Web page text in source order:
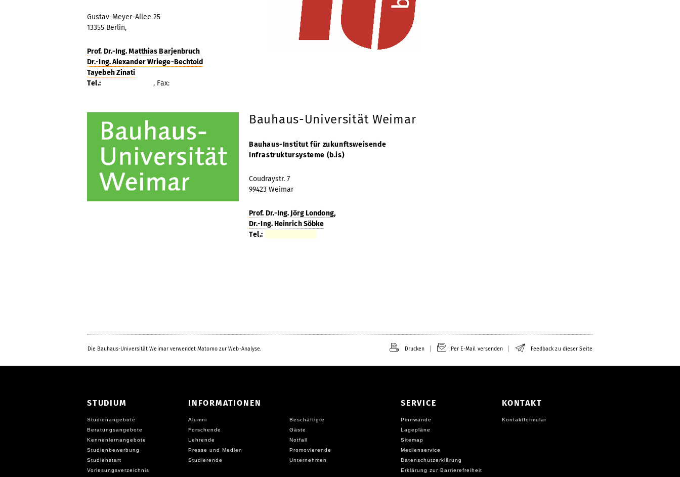
Gustav-Meyer-Allee 25
13355 Berlin,
Prof. Dr.-Ing. Matthias Barjenbruch
Dr.-Ing. Alexander Wriege-Bechtold
Tayebeh Zinati
Tel.:
, Fax:
Bauhaus-Universität Weimar
Bauhaus-Institut für zukunftsweisende
Infrastruktursysteme (b.is)
Coudraystr. 7
99423 Weimar
Prof. Dr.-Ing. Jörg Londong,
Dr.-Ing. Heinrich Söbke
Tel.:
Die Bauhaus-Universität Weimar verwendet Matomo zur Web-Analyse. Drucken Per E-Mail versenden Feedback zu dieser Seite
STUDIUM
Studienangebote
Beratungsangebote
Kennenlernangebote
Studienbewerbung
Studienstart
Vorlesungsverzeichnis
INFORMATIONEN
Alumni
Beschäftigte
Forschende
Gäste
Lehrende
Notfall
Presse und Medien
Promovierende
Studierende
Unternehmen
SERVICE
Pinnwände
Lagepläne
Sitemap
Medienservice
Datenschutzerklärung
Erklärung zur Barrierefreiheit
KONTAKT
Kontaktformular